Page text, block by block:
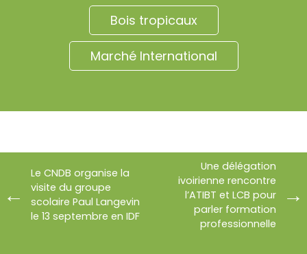
Bois tropicaux
Marché International
Le CNDB organise la
visite du groupe
scolaire Paul Langevin
le 13 septembre en IDF
Une délégation
ivoirienne rencontre
l’ATIBT et LCB pour
parler formation
professionnelle